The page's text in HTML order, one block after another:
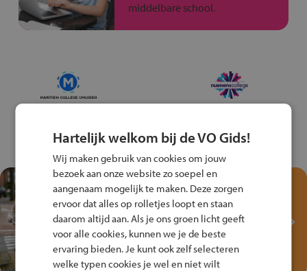
middelbare school.
Test je kennis met het
Fiets Veilig
Verkeersspel!
Speel het Fiets Veilig Verkeersspel
en win een Cortina-fiets!
Hartelijk welkom bij de VO Gids!
Wij maken gebruik van cookies om jouw
bezoek aan onze website zo soepel en
aangenaam mogelijk te maken. Deze zorgen
ervoor dat alles op rolletjes loopt en staan
daarom altijd aan. Als je ons groen licht geeft
voor alle cookies, kunnen we je de beste
ervaring bieden. Je kunt ook zelf selecteren
welke typen cookies je wel en niet wilt